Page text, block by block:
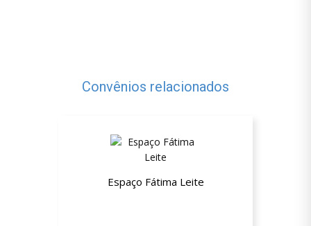
Convênios relacionados
Espaço Fátima Leite